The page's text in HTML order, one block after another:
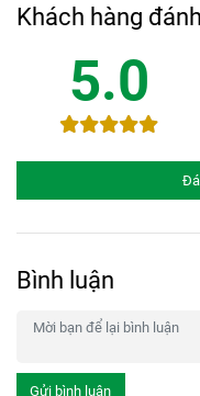
Khách hàng
5.0
Bình luận
Gửi bình luận